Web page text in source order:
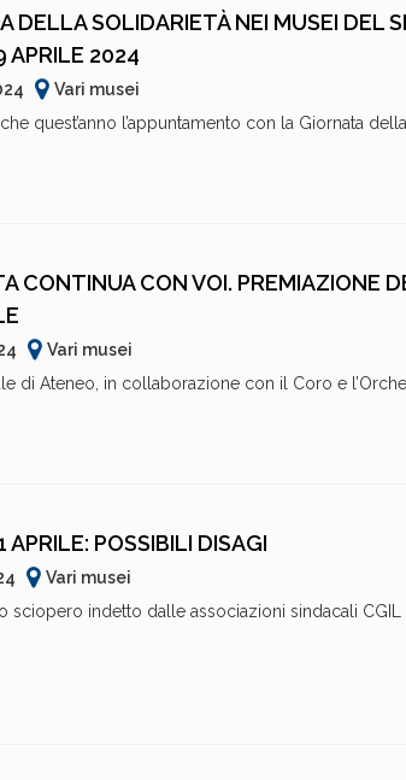
DELLA SOLIDARIETÀ NEI MUSEI DEL
APRILE 2024
Vari musei
quest’anno l’appuntamento con la Giornata
CONTINUA CON VOI. PREMIAZIONE
Vari musei
di Ateneo, in collaborazione con il Coro e
APRILE: POSSIBILI DISAGI
Vari musei
sciopero indetto dalle associazioni sindacali CGIL